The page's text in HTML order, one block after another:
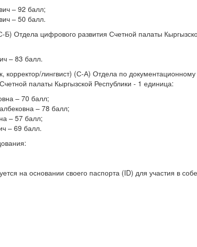
– 92 балл;
– 50 балл.
Отдела цифрового развития Счетной палаты
– 83 балл.
корректор/лингвист) (С-А) Отдела по документационному
палаты Кыргызской Республики - 1 единица:
– 70 балл;
– 78 балл;
– 57 балл;
– 69 балл.
на основании своего паспорта (ID) для участия в